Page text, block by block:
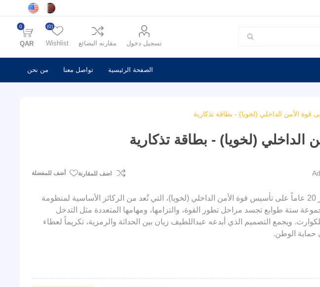
تسجيل دخول مقارنه البضائع Wishlist
(0)
0
QAR
الصفحة الرئيسية تواصل معنا من نحن
اضف للمقارنة أضف للمفضلة
يأتي هذا الإصدار التذكاري احتفاءً بمرور 20 عاماً على تأسيس قوة الأمن الداخلي (لخويا)، التي تُعد من الركائز الأساسية لمنظومة
ستة طوابع تجسد مراحل تطور القوة، والتزامها، ومهامها المتعددة مثل التدخل
ويجمع التصميم الذي أبدعه عبداللطيف زيان بين الحداثة والرمزية، تكريماً لعطاء
حماية الوطن.